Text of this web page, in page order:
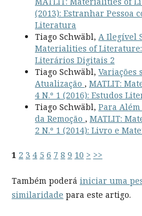
(2013): Estranhar Pessoa
Literatura
Tiago Schwäbl, A Ilegível
Materialities of Literature:
Literários Digitais 2
Tiago Schwäbl, Variações
Atualização , MATLIT:
4 N.º 1 (2016): Estudos
Tiago Schwäbl, Para
da Remoção , MATLIT:
2 N.º 1 (2014): Livro e
1 2 3 4 5 6 7 8 9 10 > >>
Também poderá iniciar uma
similaridade para este artigo.